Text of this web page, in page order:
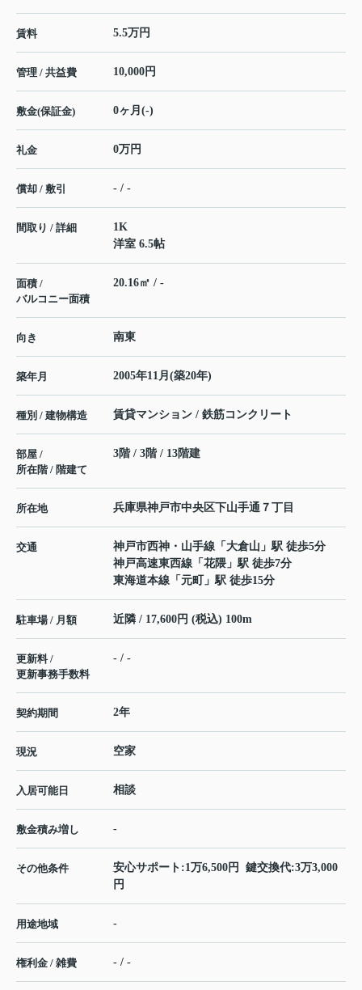
賃料 5.5万円
管理 / 共益費 10,000円
敷金(保証金) 0ヶ月(-)
礼金 0万円
償却 / 敷引 - / -
間取り / 詳細
1K
洋室 6.5帖
面積 /
バルコニー面積
20.16㎡ / -
向き 南東
築年月 2005年11月(築20年)
種別 / 建物構造 賃貸マンション / 鉄筋コンクリート
部屋 /
所在階 / 階建て
3階 / 3階 / 13階建
所在地 兵庫県神戸市中央区下山手通 ７丁目
交通 神戸市西神・山手線 「 大倉山 」駅 徒歩5分
神戸高速東西線 「 花隈 」駅 徒歩7分
東海道本線 「 元町 」駅 徒歩15分
駐車場 / 月額 近隣 / 17,600円 (税込) 100m
更新料 /
更新事務手数料
- / -
契約期間 2年
現況 空家
入居可能日 相談
敷金積み増し -
その他条件
安心サポート:1万6,500円 鍵交換代:3万3,000
円
用途地域 -
権利金 / 雑費 - / -